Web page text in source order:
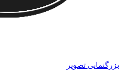
بزرگنمایی تصویر